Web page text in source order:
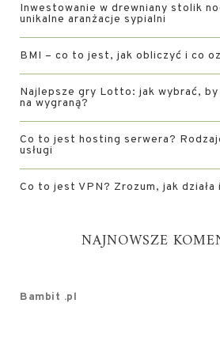
Inwestowanie w drewniany stolik
unikalne aranżacje sypialni
BMI – co to jest, jak obliczyć i co
Najlepsze gry Lotto: jak wybrać, by
na wygraną?
Co to jest hosting serwera?
usługi
Co to jest VPN? Zrozum, jak
NAJNOWSZE
Bambit .pl